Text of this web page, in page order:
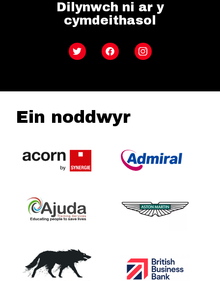
Dilynwch ni ar y
cymdeithasol
Twitter FacebookInstagram
Ein noddwyr